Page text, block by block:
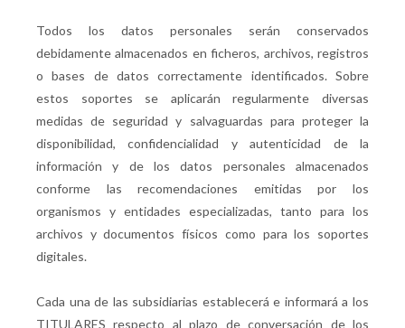
Todos los datos personales serán conservados
debidamente almacenados en ficheros, archivos, registros
o bases de datos correctamente identificados. Sobre
estos soportes se aplicarán regularmente diversas
medidas de seguridad y salvaguardas para proteger la
disponibilidad, confidencialidad y autenticidad de la
información y de los datos personales almacenados
conforme las recomendaciones emitidas por los
organismos y entidades especializadas, tanto para los
archivos y documentos físicos como para los soportes
digitales.
Cada una de las subsidiarias establecerá e informará a los
TITULARES respecto al plazo de conversación de los